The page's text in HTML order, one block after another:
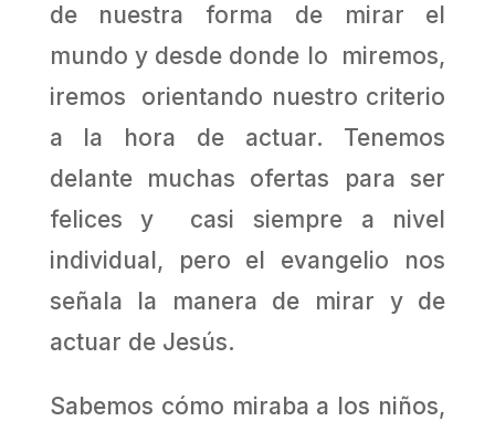
de nuestra forma de mirar el
mundo y desde donde lo miremos,
iremos orientando nuestro criterio
a la hora de actuar. Tenemos
delante muchas ofertas para ser
felices y casi siempre a nivel
individual, pero el evangelio nos
señala la manera de mirar y de
actuar de Jesús.
Sabemos cómo miraba a los niños,